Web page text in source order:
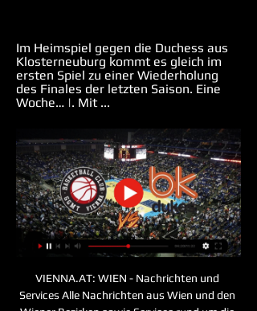
Im Heimspiel gegen die Duchess aus
Klosterneuburg kommt es gleich im
ersten Spiel zu einer Wiederholung
des Finales der letzten Saison. Eine
Woche… |. Mit ...
VIENNA.AT: WIEN - Nachrichten und
Services Alle Nachrichten aus Wien und den